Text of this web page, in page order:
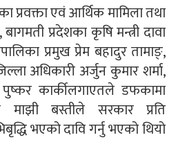
प्रवक्ता एवं आर्थिक मामिला तथा
प्रदेशका कृषि मन्त्री दावा
प्रमुख प्रेम बहादुर तामाङ्,
अधिकारी अर्जुन कुमार शर्मा,
पुष्कर कार्कीलगाएतले डफकामा
माझी बस्तीले सरकार प्रति
भएको दावि गर्नु भएको थियो